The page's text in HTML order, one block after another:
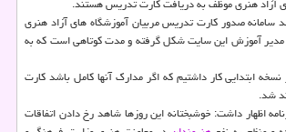
آزاد هنری موظف به دریافت كارت تدریس هستند.
سامانه صدور كارت تدریس مربیان آموزشگاه های آزاد هنری
مدیر آموزش این سایت شكل گرفته و مدت كوتاهی است كه به
نام در نسخه ابتدایی كار داشتیم كه اگر مدارك آنها كامل باشد كارت
شد.
اظهار داشت: خوشبختانه این روزها شاهد رخ دادن اتفاقات